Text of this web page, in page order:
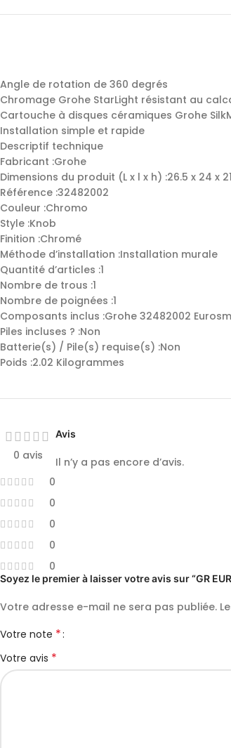
Angle de rotation de 360 degrés
Chromage Grohe StarLight résistant au
Cartouche à disques céramiques Grohe
Installation simple et rapide
Descriptif technique
Fabricant :‎Grohe
Dimensions du produit (L x l x h) :‎26.5 x 24 x
Référence ‎:32482002
Couleur ‎:Chromo
Style ‎:Knob
Finition :‎Chromé
Méthode d’installation :‎Installation murale
Quantité d’articles :‎1
Nombre de trous :‎1
Nombre de poignées ‎:1
Composants inclus :‎Grohe 32482002
Piles incluses ? :‎Non
Batterie(s) / Pile(s) requise(s) :‎Non
Poids :‎2.02 Kilogrammes
0 avis
0
0
0
0
0
Avis
Il n’y a pas encore d’avis.
Soyez le premier à laisser votre avis sur “GR
Votre adresse e-mail ne sera pas publiée.
Votre note *
Votre avis *